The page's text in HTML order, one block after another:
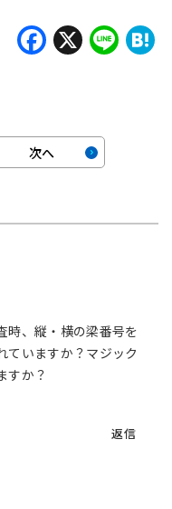
X
次へ
時、縦・横の梁番号を
ていますか？マジック
すか？
返信